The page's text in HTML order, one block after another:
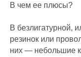
В чем ее плюсы?
В безлигатурной,
резинок или
них — небольшие